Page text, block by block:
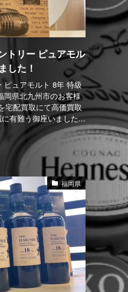
トリー ピュアモル
した！
ピュアモルト 8年 特級
岡県北九州市のお客様
宅配買取にて高価買取
有難う御座いました...
福岡県